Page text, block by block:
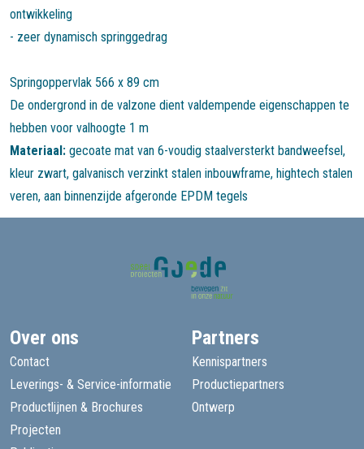
ontwikkeling
- zeer dynamisch springgedrag
Springoppervlak 566 x 89 cm
De ondergrond in de valzone dient valdempende eigenschappen te
hebben voor valhoogte 1 m
Materiaal: gecoate mat van 6-voudig staalversterkt bandweefsel,
kleur zwart, galvanisch verzinkt stalen inbouwframe, hightech stalen
veren, aan binnenzijde afgeronde EPDM tegels
Over ons
Contact
Leverings- & Service-informatie
Productlijnen & Brochures
Projecten
Partners
Kennispartners
Productiepartners
Ontwerp